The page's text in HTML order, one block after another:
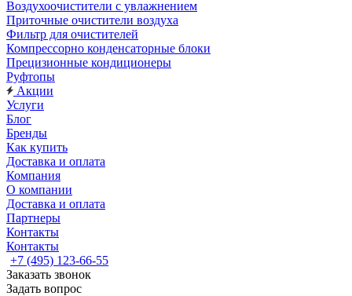
Воздухоочистители с увлажнением
Приточные очистители воздуха
Фильтр для очистителей
Компрессорно конденсаторные блоки
Прецизионные кондиционеры
Руфтопы
Акции
Услуги
Блог
Бренды
Как купить
Доставка и оплата
Компания
О компании
Доставка и оплата
Партнеры
Контакты
Контакты
+7 (495) 123-66-55
Заказать звонок
Задать вопрос